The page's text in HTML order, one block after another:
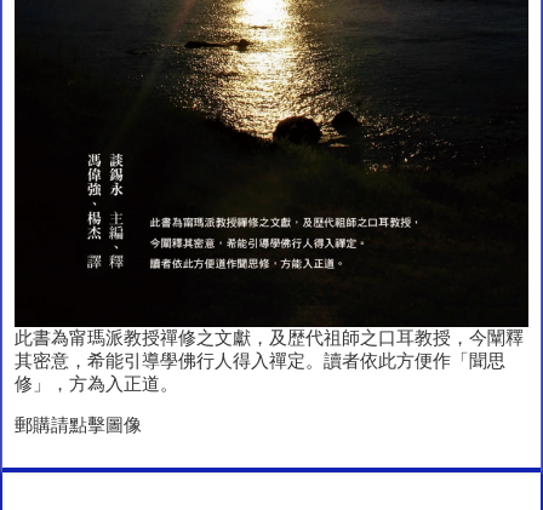
此書為甯瑪派教授禪修之文獻，及歴代祖師之口耳教授，今闡釋
其密意，希能引導學佛行人得入禪定。讀者依此方便作「聞思
修」，方為入正道。
郵購請點擊圖像